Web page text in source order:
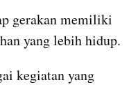
gerakan memiliki
yang lebih hidup.
kegiatan yang